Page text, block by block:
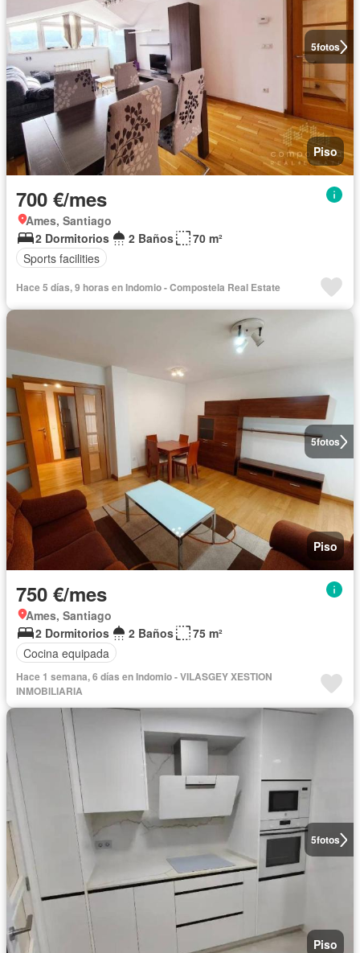
5fotos
Piso
700 €/mes
Ames, Santiago
2 Dormitorios
2 Baños
70 m²
Sports facilities
Hace 5 días, 9 horas en Indomio - Compostela Real Estate
5fotos
Piso
750 €/mes
Ames, Santiago
2 Dormitorios
2 Baños
75 m²
Cocina equipada
Hace 1 semana, 6 días en Indomio - VILASGEY XESTION
INMOBILIARIA
5fotos
Piso